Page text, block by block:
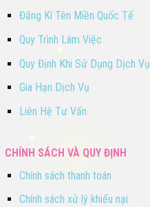
Đăng Kí Tên Miền Quốc Tế
Quy Trình Làm Việc
Quy Định Khi Sử Dụng Dịch Vụ
Gia Hạn Dịch Vụ
Liên Hệ Tư Vấn
CHÍNH SÁCH VÀ QUY ĐỊNH
Chính sách thanh toán
Chính sách xử lý khiếu nại